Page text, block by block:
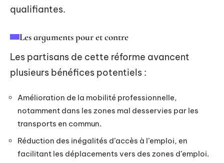
qualifiantes.
Les arguments pour et contre
Les partisans de cette réforme avancent
plusieurs bénéfices potentiels :
Amélioration de la mobilité professionnelle,
notamment dans les zones mal desservies par les
transports en commun.
Réduction des inégalités d’accès à l’emploi, en
facilitant les déplacements vers des zones d’emploi.